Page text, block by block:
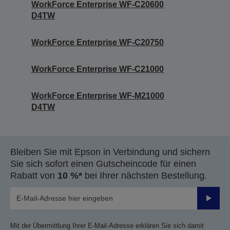
WorkForce Enterprise WF-C20600
D4TW
WorkForce Enterprise WF-C20750
WorkForce Enterprise WF-C21000
WorkForce Enterprise WF-M21000
D4TW
Bleiben Sie mit Epson in Verbindung und sichern
Sie sich sofort einen Gutscheincode für einen
Rabatt von 10 %* bei Ihrer nächsten Bestellung.
Mit der Übermittlung Ihrer E-Mail-Adresse erklären Sie sich damit